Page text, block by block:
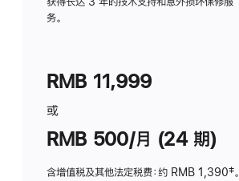
务。
RMB 11,999
或
RMB 500/月 (24 期)
含增值税及其他法定税费：约 RMB 1,390脚
‡。